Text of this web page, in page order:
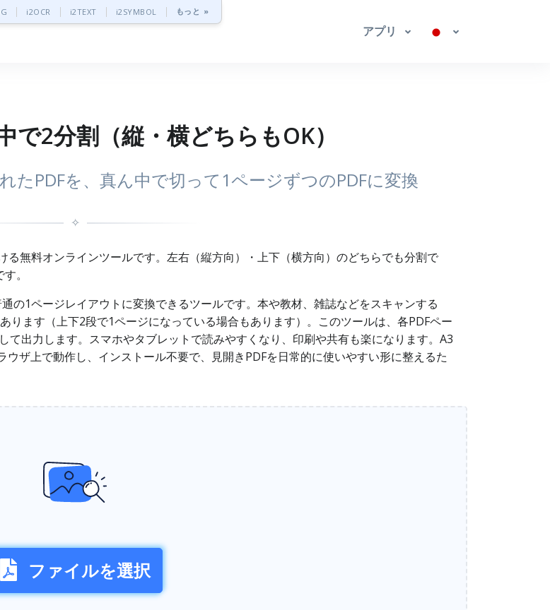
i2OCR i2TEXT i2SYMBOL もっと »
アプリ
で2分割（縦・横どちらもOK）
たPDFを、真ん中で切って1ページずつのPDFに変換
✧
る無料オンラインツールです。左右（縦方向）・上下（横方向）のどちらでも分割で
。
の1ページレイアウトに変換できるツールです。本や教材、雑誌などをスキャンする
ります（上下2段で1ページになっている場合もあります）。このツールは、各PDFペー
出力します。スマホやタブレットで読みやすくなり、印刷や共有も楽になります。A3
ザ上で動作し、インストール不要で、見開きPDFを日常的に使いやすい形に整えるた
ファイルを選択